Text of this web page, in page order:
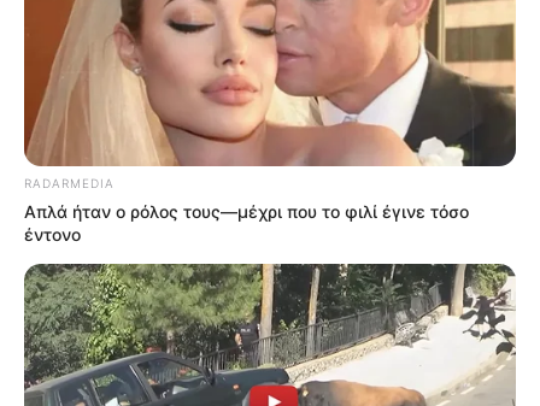
ΣΥΝΟΨΗ(μόνο όσα έχουν σαφές τίμημα)
Σύνολο βασικών ιδιωτικοποιήσεων / παραχωρήσεων:
> 12 δισ. € (σε ονομαστικά τιμήματα)
ΑπόΕΘΝΙΚΟΙ ΦΥΛΑΚΕΣ
nikolaosanaximandros.gr
Home»Blog»ΠΕΡΙ ΞΕΠΟΥΛΗΜΑΤΩΝ ΤΟΥ ΕΘΝΙΚΟΥ
RADARMEDIA
Απλά ήταν ο ρόλος τους—μέχρι που το φιλί έγινε τόσο
έντονο